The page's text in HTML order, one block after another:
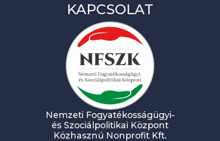
KAPCSOLAT
Nemzeti Fogyatékosságügyi-
és Szociálpolitikai Központ
Közhasznú Nonprofit Kft.